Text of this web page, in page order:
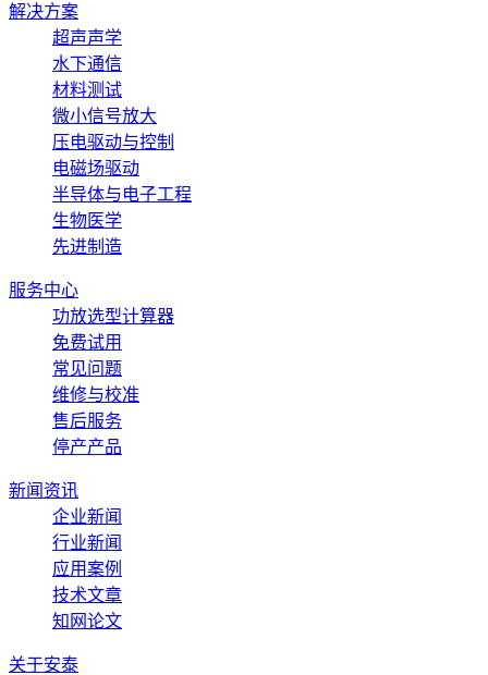
解决方案
超声声学
水下通信
材料测试
微小信号放大
压电驱动与控制
电磁场驱动
半导体与电子工程
生物医学
先进制造
服务中心
功放选型计算器
免费试用
常见问题
维修与校准
售后服务
停产产品
新闻资讯
企业新闻
行业新闻
应用案例
技术文章
知网论文
关于安泰